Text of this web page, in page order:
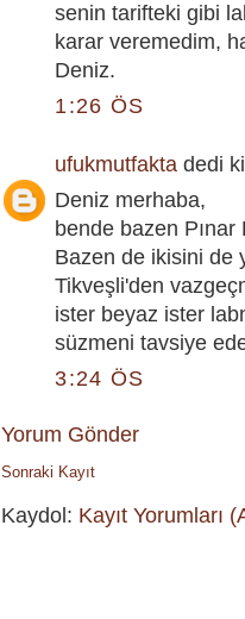
senin tarifteki gibi
karar veremedim,
Deniz.
1:26 ÖS
ufukmutfakta dedi
Deniz merhaba,
bende bazen
Bazen de ikisini de
Tikveşli'den
ister beyaz ister
süzmeni tavsiye
3:24 ÖS
Yorum Gönder
Sonraki Kayıt
Kaydol: Kayıt Yorumları